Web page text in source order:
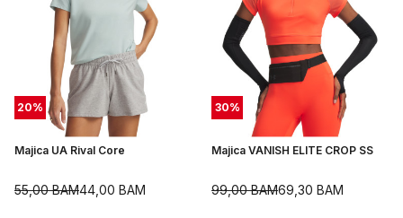
20%
Majica UA Rival Core
44,00 BAM
55,00BAM
30%
Majica VANISH ELITE CROP SS
69,30 BAM
99,00BAM